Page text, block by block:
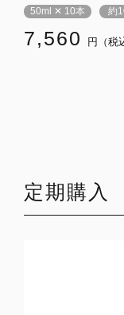
50ml ✕ 10本 約
7,560 円（税
定期購入